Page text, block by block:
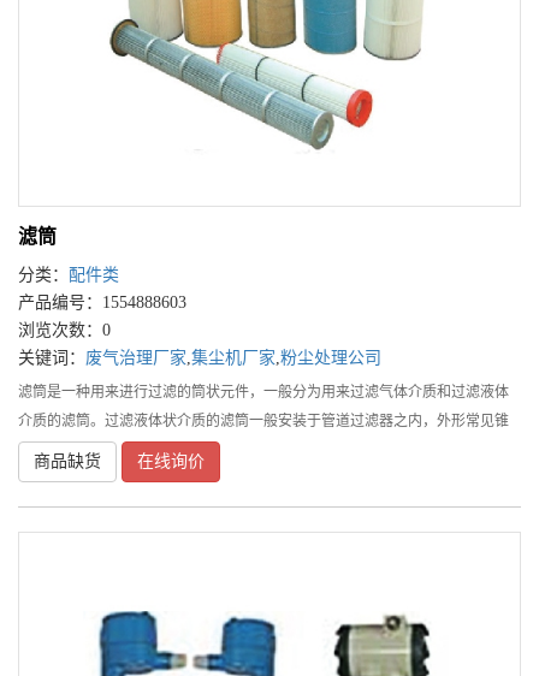
滤筒
分类： 配件类
产品编号：1554888603
浏览次数：0
关键词： 废气治理厂家,集尘机厂家,粉尘处理公司
滤筒是一种用来进行过滤的筒状元件，一般分为用来过滤气体介质和过滤液体
介质的滤筒。过滤液体状介质的滤筒一般安装于管道过滤器之内，外形常见锥
状，故又称锥形滤网。概念通常我们所指的滤筒大多是用来过滤气体的，称之
为空气滤筒（以下简称滤筒）。滤筒属于
商品缺货 在线询价